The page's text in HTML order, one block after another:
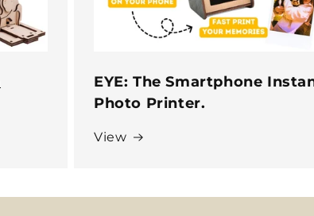
EYE: The Smartphone
Photo Printer.
View